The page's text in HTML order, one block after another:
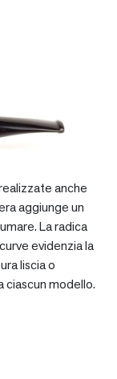
anche
aggiunge un
La radica
evidenzia la
liscia o
modello.